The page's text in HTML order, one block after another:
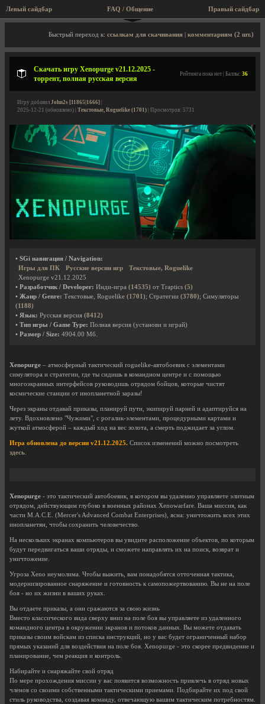
Левый сайдбар Правый сайдбар
FAQ / Общение
Описание игры, торрент, скриншоты, видео
Быстрый переход к: ссылкам для скачивания комментариям (2 шт.)
Скачать игру Xenopurge v21.12.2025 -
торрент, полная русская версия
Рейтинга пока нет | Баллы: 36
Игру добавил John2s [11865|1666]
2025-12-21 (обновлено) | Текстовые, Roguelike (1701) | Просмотров: 5731
• SGi навигация / Navigation:
Игры для ПК
Русские версии игр
Текстовые, Roguelike
Xenopurge v21.12.2025
• Разработчик / Developer: Инди-игра (14535) от Traptics (5)
• Жанр / Genre: Текстовые, Roguelike (1701); Стратегии (3780); Симуляторы
(1188)
• Язык: Русская версия (8412)
• Тип игры / Game Type: Полная версия (установи и играй)
• Размер / Size: 4904.00 Мб.
Xenopurge – атмосферный тактический roguelike-автобоевик с элементами
симулятора и стратегии, где ты сидишь в командном центре и с помощью
многоэкранных интерфейсов руководишь отрядом бойцов, которые чистят
космические станции от инопланетной заразы!
Через экраны отдавай приказы, планируй пути, экипируй парней и адаптируйся на
лету. Вдохновлено "Чужими", с рогалик-элементами, процедурными картами и
жуткой атмосферой – каждый ход на вес золота, а смерть поджидает за углом.
Игра обновлена до версии v21.12.2025. Список изменений можно посмотреть
здесь.
Xenopurge - это тактический автобоевик, в котором вы удаленно управляете элитным
отрядом, действующим глубоко в военных районах Xenowarfare. Ваша миссия, как
части M.A.C.E. (Mercer's Advanced Combat Enterprises), ясна: уничтожить всех этих
инопланетян, чтобы сохранить человечество.
На нескольких экранах компьютеров вы увидите расположение объектов, по которым
будут передвигаться ваши отряды, и сможете направлять их на поиск, возврат и
уничтожение.
Угроза Xeno неумолима. Чтобы выжить, вам понадобятся отточенная тактика,
модернизированное снаряжение и готовность к самопожертвованию. Вы не на поле
боя - но их жизни в ваших руках.
Вы отдаете приказы, а они сражаются за свою жизнь
Вместо классического вида сверху вниз на поле боя вы управляете из удаленного
командного центра в окружении экранов и потоков данных. Вы можете отдавать
приказы своим войскам из списка инструкций, но у вас будет ограниченный набор
прямых указаний для воздействия на поле боя. Xenopurge - это скорее предвидение и
планирование, чем реакция и контроль.
Набирайте и снаряжайте свой отряд
По мере прохождения миссии у вас появится возможность привлечь в отряд новых
членов со своими собственными тактическими приемами. Подбирайте их под свой
стиль руководства, создавая команду, отвечающую вашим тактическим потребностям.